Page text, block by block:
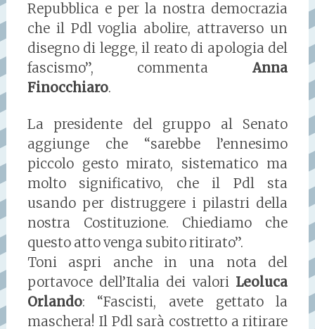
Repubblica e per la nostra democrazia
che il Pdl voglia abolire, attraverso un
disegno di legge, il reato di apologia del
fascismo”, commentaAnna
Finocchiaro.
La presidente del gruppo al Senato
aggiunge che “sarebbe l’ennesimo
piccolo gesto mirato, sistematico ma
molto significativo, che il Pdl sta
usando per distruggere i pilastri della
nostra Costituzione. Chiediamo che
questo atto venga subito ritirato”.
Toni aspri anche in una nota del
portavoce dell’Italia dei valori Leoluca
Orlando: “Fascisti, avete gettato la
maschera! Il Pdl sarà costretto a ritirare